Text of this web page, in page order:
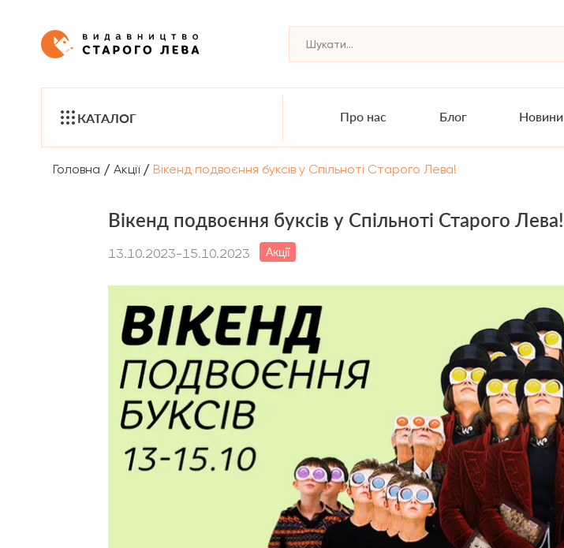
КАТАЛОГ Про нас Блог Новини
Головна / Акції / Вікенд подвоєння буксів у Спільноті Старого Лева!
Вікенд подвоєння буксів у Спільноті Старого Лева!
13.10.2023-15.10.2023 Акції